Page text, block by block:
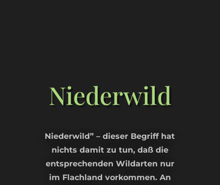
Niederwild
Niederwild” – dieser Begriff hat
nichts damit zu tun, daß die
entsprechenden Wildarten nur
im Flachland vorkommen. An